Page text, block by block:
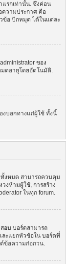
รกเท่านั้น. ซึ่งค่อน
วามประกาศ คือ
ข้อ ปักหมุด ได้ในแต่ละ
ของ
ดอายุโดยอัตโนมัติ.
งบอกทางแก่ผู้ใช้ ทั้งนี้
งหมด สามารถควบคุม
งห้ามผู้ใช้, การสร้าง
ในทุก forum.
อบ บอร์ดสามารถ
ะแยกหัวข้อใน บอร์ดที่
ข้อความก่อกวน.